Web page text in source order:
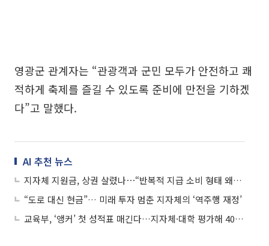
영광군 관계자는 “관광객과 군민 모두가 안전하고 쾌
적하게 축제를 즐길 수 있도록 준비에 만전을 기하겠
다”고 말했다.
AI 추천 뉴스
지자체 지원금, 상권 살렸나⋯“반복적 지급 소비 형태 왜곡”
“도로 대신 현금”… 미래 투자 멈춘 지자체의 ‘역주행 재정’
교육부, ‘앵커’ 첫 성적표 매긴다…지자체·대학 평가해 4000억 차등 배분